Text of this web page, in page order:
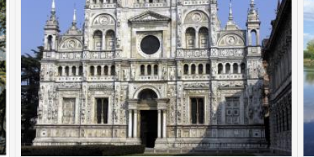
continuità, costruendo uno spazio comune in cui
musica, immagine e pratiche creative possono
intrecciarsi stabilmente. L’ora d’aria racconta
proprio questo: un’esperienza condivisa in cui il
concerto diventa osservazione, il disegno forma di
ascolto e la fotografia uno strumento per restituire
la complessità dell’evento dal vivo.
La mostra sarà inaugurata sabato 8 giugno alle ore